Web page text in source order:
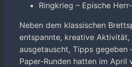
Ringkrieg – Epische
Neben dem klassischen
entspannte, kreative Aktivität,
ausgetauscht, Tipps gegeben
Paper-Runden hatten im